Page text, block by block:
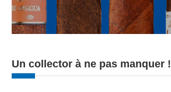
Un collector à ne pas manquer !